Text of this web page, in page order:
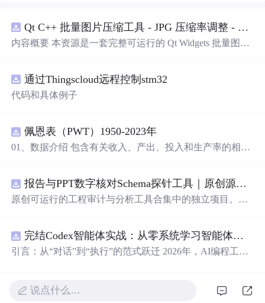
Qt C++ 批量图片压缩工具 - JPG 压缩率调整 - 批量修改分辨率 - 本地图片批处理（源码）
内容概要 本资源是一套完整可运行的 Qt Widgets 批量图片
张图片、直接读取整个文件夹内所有 JPG/PNG 图像，可自
定义输出图片分辨率、调节 JPG0~100 区间压缩质量，自
观展示压缩效果。 适用人群 Qt/C++ 零基础初学者，学习
QImage 图像绘图、文件目录遍历、UI 交互开发； 需要本
地批量处理图片的办公、设计、自媒体从业者； 想要学习
习者。 使用场景 自媒体批量压缩配图，降低图片体积节省
上传流量； 摄影、设计批量统一图片尺寸，批量轻量化相
册图片； 程序开发学习：QFileDialog 文件选择、QDir 文
环界面防卡顿、文件大小格式化转换全套 Qt 图像开发实战
案例。 工具核心功能清单 双模式导入图片：手动多选单张
图片 / 一键读取整个文件夹全部图片； 自定义输出宽高分
小； 自定义输出保存目录，批量生成压缩后的图片文件；
通过Thingscloud远程控制stm32
代码和具体例子
佩恩表（PWT）1950-2023年
01、数据介绍 包含有关收入、产出、投入和生产率的相对
翻译使用说明，英文原版使用说明。 数据名称：佩恩表
（PWT） 数据年份：1950-2023年
报告与PPT数字核对Schema探针工具｜原创源码+测试+离线报告
原创可运行的工程审计与分析工具合集中的独立项目。每
VG 报告、1080×720 运行效果图、README、运行说明、
MIT License 与原创授权声明。零第三方运行依赖，不包含
教学演示与二次开发。运行方法：Node.js 18+ 下执行 npm
test 与 npm run report，或启动静态服务器打开 index.html。
完结Codex智能体实战：从零系统学习智能体应用
引言：从“对话”到“执行”的范式跃迁 2026年，AI编程工具
运行——AI是“顾问”，而我们是“执行者”。如今，以Open
说点什么…